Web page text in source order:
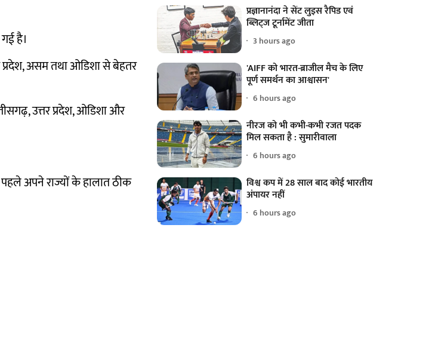
है।
प्रदेश, असम तथा ओडिशा से बेहतर
उत्तर प्रदेश, ओडिशा और
अपने राज्यों के हालात ठीक
प्रज्ञानानंदा ने सेंट लुइस रैपिड एवं
ब्लिट्ज टूर्नामेंट जीता
3 hours ago
'AIFF को भारत-ब्राजील मैच के लिए
पूर्ण समर्थन का आश्वासन'
6 hours ago
नीरज को भी कभी-कभी रजत पदक
मिल सकता है : सुमारीवाला
6 hours ago
विश्व कप में 28 साल बाद कोई भारतीय
अंपायर नहीं
6 hours ago